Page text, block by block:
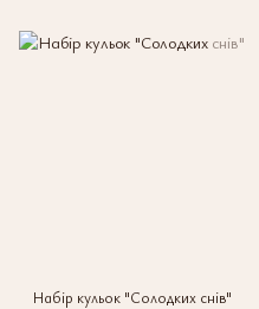
Набір кульок "Солодких снів"